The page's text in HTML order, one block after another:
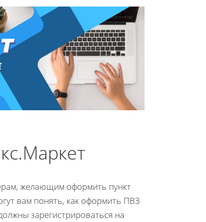
желающим оформить пункт
вам понять, как оформить ПВЗ
зарегистрироваться на